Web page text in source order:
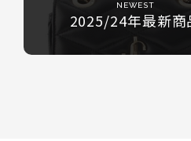
NEWEST
2025/24年最新商